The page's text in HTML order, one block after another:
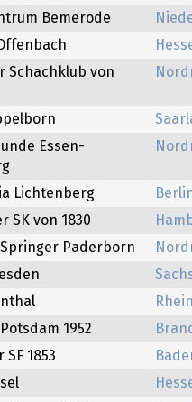
Bemerode
Schachklub von
Essen-
Lichtenberg
SK von 1830
Springer Paderborn
1952
1853